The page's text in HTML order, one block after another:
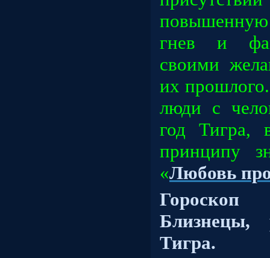
повышенную
гнев и
своими
их
люди с
год Тигра,
принципу
«Любовь
Близнецы,
Тигра.